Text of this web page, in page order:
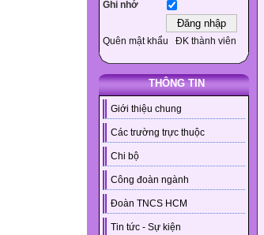
Ghi nhớ
Quên mật khẩu ĐK thành viên
THÔNG TIN
Giới thiệu chung
Các trường trực thuộc
Chi bộ
Công đoàn ngành
Đoàn TNCS HCM
Tin tức - Sự kiện